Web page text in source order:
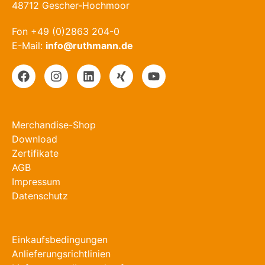
48712 Gescher-Hochmoor
Fon +49 (0)2863 204-0
E-Mail: info@ruthmann.de
Merchandise-Shop
Download
Zertifikate
AGB
Impressum
Datenschutz
Einkaufsbedingungen
Anlieferungsrichtlinien